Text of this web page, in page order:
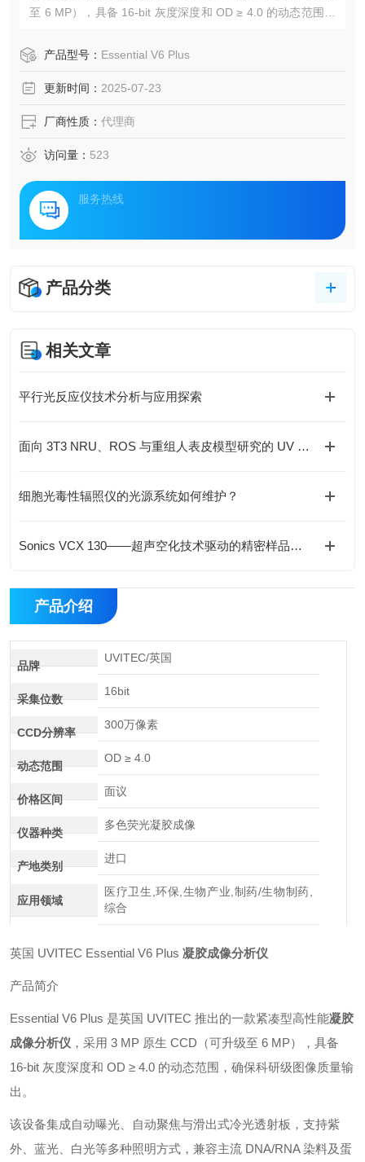
至 6 MP），具备 16-bit 灰度深度和 OD ≥ 4.0 的动态范围，
产品型号： Essential V6 Plus
更新时间： 2025-07-23
厂商性质： 代理商
访问量： 523
服务热线
产品分类
相关文章
平行光反应仪技术分析与应用探索
面向 3T3 NRU、ROS 与重组人表皮模型研究的 UV 光暴露系统技术比较
细胞光毒性辐照仪的光源系统如何维护？
Sonics VCX 130——超声空化技术驱动的精密样品处理方案
产品介绍
品牌
UVITEC/英国
采集位数
16bit
CCD分辨率
300万像素
动态范围
OD ≥ 4.0
价格区间
面议
仪器种类
多色荧光凝胶成像
产地类别
进口
应用领域
医疗卫生,环保,生物产业,制药/生物制药,
综合
英国 UVITEC Essential V6 Plus 凝胶成像分析仪
产品简介
Essential V6 Plus 是英国 UVITEC 推出的一款紧凑型高性能凝胶
成像分析仪 ，采用 3 MP 原生 CCD（可升级至 6 MP），具备
16-bit 灰度深度和 OD ≥ 4.0 的动态范围，确保科研级图像质量输
出。
该设备集成自动曝光、自动聚焦与滑出式冷光透射板，支持紫
外、蓝光、白光等多种照明方式，兼容主流 DNA/RNA 染料及蛋